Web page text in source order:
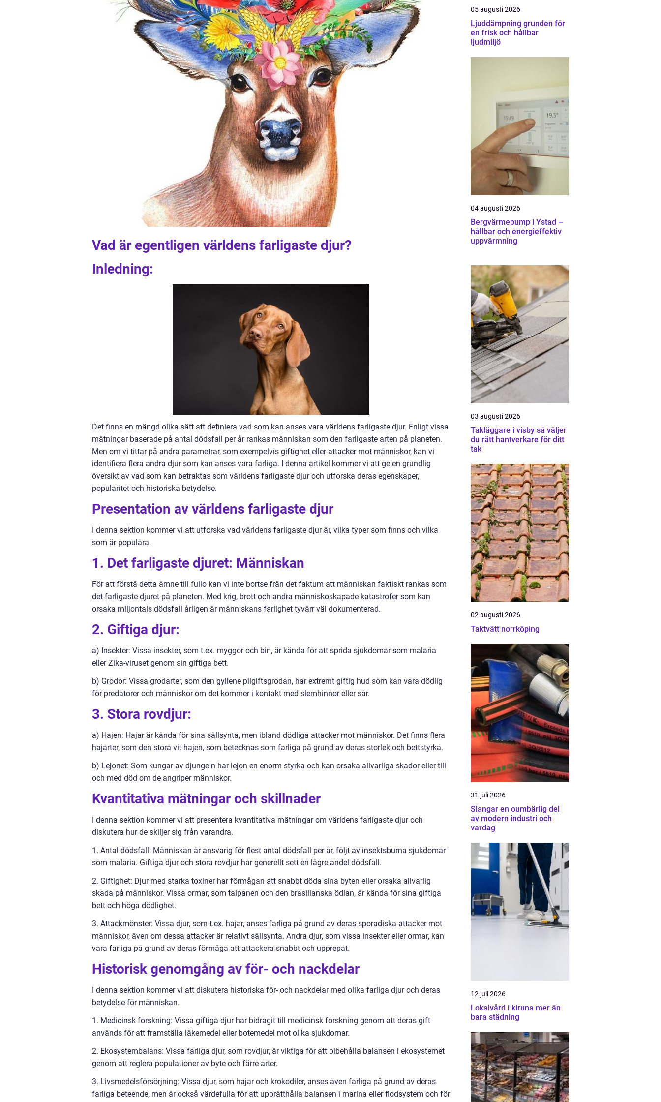
Vad är egentligen världens farligaste djur?
Inledning:
Det finns en mängd olika sätt att definiera vad som kan anses vara världens farligaste djur. Enligt vissa
mätningar baserade på antal dödsfall per år rankas människan som den farligaste arten på planeten.
Men om vi tittar på andra parametrar, som exempelvis giftighet eller attacker mot människor, kan vi
identifiera flera andra djur som kan anses vara farliga. I denna artikel kommer vi att ge en grundlig
översikt av vad som kan betraktas som världens farligaste djur och utforska deras egenskaper,
popularitet och historiska betydelse.
Presentation av världens farligaste djur
I denna sektion kommer vi att utforska vad världens farligaste djur är, vilka typer som finns och vilka
som är populära.
1. Det farligaste djuret: Människan
För att förstå detta ämne till fullo kan vi inte bortse från det faktum att människan faktiskt rankas som
det farligaste djuret på planeten. Med krig, brott och andra människoskapade katastrofer som kan
orsaka miljontals dödsfall årligen är människans farlighet tyvärr väl dokumenterad.
2. Giftiga djur:
a) Insekter: Vissa insekter, som t.ex. myggor och bin, är kända för att sprida sjukdomar som malaria
eller Zika-viruset genom sin giftiga bett.
b) Grodor: Vissa grodarter, som den gyllene pilgiftsgrodan, har extremt giftig hud som kan vara dödlig
för predatorer och människor om det kommer i kontakt med slemhinnor eller sår.
3. Stora rovdjur:
a) Hajen: Hajar är kända för sina sällsynta, men ibland dödliga attacker mot människor. Det finns flera
hajarter, som den stora vit hajen, som betecknas som farliga på grund av deras storlek och bettstyrka.
b) Lejonet: Som kungar av djungeln har lejon en enorm styrka och kan orsaka allvarliga skador eller till
och med död om de angriper människor.
Kvantitativa mätningar och skillnader
I denna sektion kommer vi att presentera kvantitativa mätningar om världens farligaste djur och
diskutera hur de skiljer sig från varandra.
1. Antal dödsfall: Människan är ansvarig för flest antal dödsfall per år, följt av insektsburna sjukdomar
som malaria. Giftiga djur och stora rovdjur har generellt sett en lägre andel dödsfall.
2. Giftighet: Djur med starka toxiner har förmågan att snabbt döda sina byten eller orsaka allvarlig
skada på människor. Vissa ormar, som taipanen och den brasilianska ödlan, är kända för sina giftiga
bett och höga dödlighet.
3. Attackmönster: Vissa djur, som t.ex. hajar, anses farliga på grund av deras sporadiska attacker mot
människor, även om dessa attacker är relativt sällsynta. Andra djur, som vissa insekter eller ormar, kan
vara farliga på grund av deras förmåga att attackera snabbt och upprepat.
Historisk genomgång av för- och nackdelar
I denna sektion kommer vi att diskutera historiska för- och nackdelar med olika farliga djur och deras
betydelse för människan.
1. Medicinsk forskning: Vissa giftiga djur har bidragit till medicinsk forskning genom att deras gift
används för att framställa läkemedel eller botemedel mot olika sjukdomar.
2. Ekosystembalans: Vissa farliga djur, som rovdjur, är viktiga för att bibehålla balansen i ekosystemet
genom att reglera populationer av byte och färre arter.
3. Livsmedelsförsörjning: Vissa djur, som hajar och krokodiler, anses även farliga på grund av deras
farliga beteende, men är också värdefulla för att upprätthålla balansen i marina eller flodsystem och för
05 augusti 2026
Ljuddämpning grunden för
en frisk och hållbar
ljudmiljö
04 augusti 2026
Bergvärmepump i Ystad –
hållbar och energieffektiv
uppvärmning
03 augusti 2026
Takläggare i visby så väljer
du rätt hantverkare för ditt
tak
02 augusti 2026
Taktvätt norrköping
31 juli 2026
Slangar en oumbärlig del
av modern industri och
vardag
12 juli 2026
Lokalvård i kiruna mer än
bara städning